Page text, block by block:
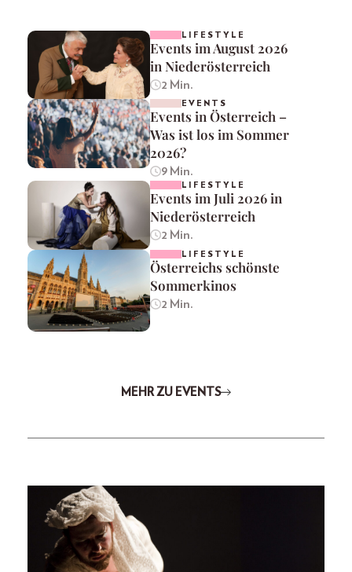
LIFESTYLE
Events im August 2026
in Niederösterreich
2 Min.
EVENTS
Events in Österreich –
Was ist los im Sommer
2026?
9 Min.
LIFESTYLE
Events im Juli 2026 in
Niederösterreich
2 Min.
LIFESTYLE
Österreichs schönste
Sommerkinos
2 Min.
MEHR ZU EVENTS